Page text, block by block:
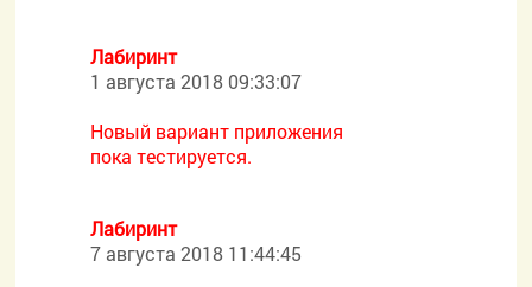
Лабиринт
1 августа 2018 09:33:07
Новый вариант приложения
пока тестируется.
Лабиринт
7 августа 2018 11:44:45